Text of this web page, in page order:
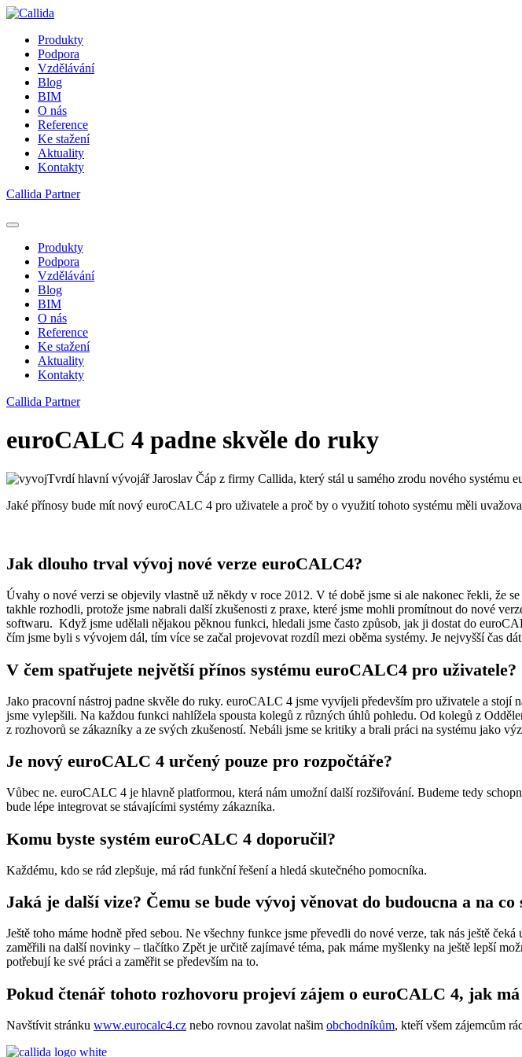
Produkty
Podpora
Vzdělávání
Blog
BIM
O nás
Reference
Ke stažení
Aktuality
Kontakty
Callida Partner
Produkty
Podpora
Vzdělávání
Blog
BIM
O nás
Reference
Ke stažení
Aktuality
Kontakty
Callida Partner
euroCALC 4 padne skvěle do ruky
Tvrdí hlavní vývojář Jaroslav Čáp z firmy Callida, který stál u samého zrodu nového systému
Jaké přínosy bude mít nový euroCALC 4 pro uživatele a proč by o využití tohoto systému měli
Jak dlouho trval vývoj nové verze euroCALC4?
Úvahy o nové verzi se objevily vlastně už někdy v roce 2012. V té době jsme si ale nakonec řekli, že
takhle rozhodli, protože jsme nabrali další zkušenosti z praxe, které jsme mohli promítnout do nové
softwaru. Když jsme udělali nějakou pěknou funkci, hledali jsme často způsob, jak ji dostat do
čím jsme byli s vývojem dál, tím více se začal projevovat rozdíl mezi oběma systémy. Je nejvyšší čas
V čem spatřujete největší přínos systému euroCALC4 pro uživatele?
Jako pracovní nástroj padne skvěle do ruky. euroCALC 4 jsme vyvíjeli především pro uživatele a stojí
jsme vylepšili. Na každou funkci nahlížela spousta kolegů z různých úhlů pohledu. Od kolegů z
z rozhovorů se zákazníky a ze svých zkušeností. Nebáli jsme se kritiky a brali práci na systému jako
Je nový euroCALC 4 určený pouze pro rozpočtáře?
Vůbec ne. euroCALC 4 je hlavně platformou, která nám umožní další rozšiřování. Budeme tedy
bude lépe integrovat se stávajícími systémy zákazníka.
Komu byste systém euroCALC 4 doporučil?
Každému, kdo se rád zlepšuje, má rád funkční řešení a hledá skutečného pomocníka.
Jaká je další vize? Čemu se bude vývoj věnovat do budoucna a na co
Ještě toho máme hodně před sebou. Ne všechny funkce jsme převedli do nové verze, tak nás ještě
zaměřili na další novinky – tlačítko Zpět je určitě zajímavé téma, pak máme myšlenky na ještě lepší
potřebují ke své práci a zaměřit se především na to.
Pokud čtenář tohoto rozhovoru projeví zájem o euroCALC 4, jak má
Navštívit stránku www.eurocalc4.cz nebo rovnou zavolat našim obchodníkům, kteří všem zájemcům